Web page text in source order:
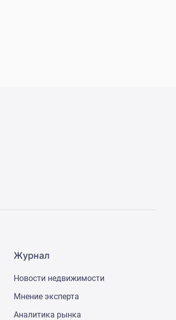
Журнал
Новости недвижимости
Мнение эксперта
Аналитика рынка